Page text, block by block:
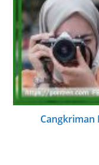
Cangkriman